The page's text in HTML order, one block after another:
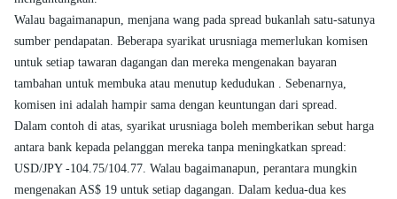
Walau bagaimanapun, menjana wang pada spread bukanlah satu-satunya
sumber pendapatan. Beberapa syarikat urusniaga memerlukan komisen
untuk setiap tawaran dagangan dan mereka mengenakan bayaran
tambahan untuk membuka atau menutup kedudukan . Sebenarnya,
komisen ini adalah hampir sama dengan keuntungan dari spread.
Dalam contoh di atas, syarikat urusniaga boleh memberikan sebut harga
antara bank kepada pelanggan mereka tanpa meningkatkan spread:
USD/JPY -104.75/104.77. Walau bagaimanapun, perantara mungkin
mengenakan AS$ 19 untuk setiap dagangan. Dalam kedua-dua kes